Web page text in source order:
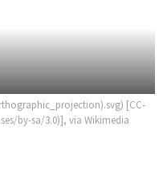
[CC-
by-sa/3.0)], via Wikimedia